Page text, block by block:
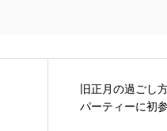
旧正月の過ごし
パーティーに初